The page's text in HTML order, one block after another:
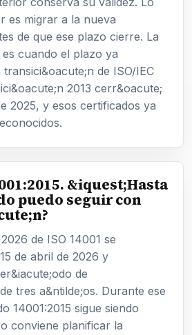
es migrar a la nueva
de que ese plazo cierre. La
cuando el plazo ya
de ISO/IEC
2013 cerr&oacute;
2025, y esos certificados ya
&iquest;Hasta
puedo seguir con
de ISO 14001 se
de abril de 2026 y
de
tres a&ntilde;os. Durante ese
14001:2015 sigue siendo
conviene planificar la